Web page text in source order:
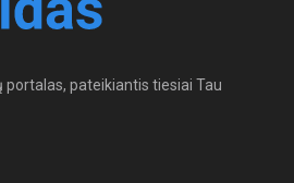
pateikiantis tiesiai Tau